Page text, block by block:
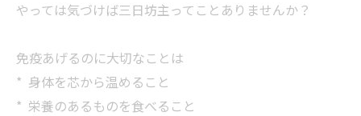
やっては気づけば三日坊主ってことありませんか？
免疫あげるのに大切なことは
* 身体を芯から温めること
* 栄養のあるものを食べること